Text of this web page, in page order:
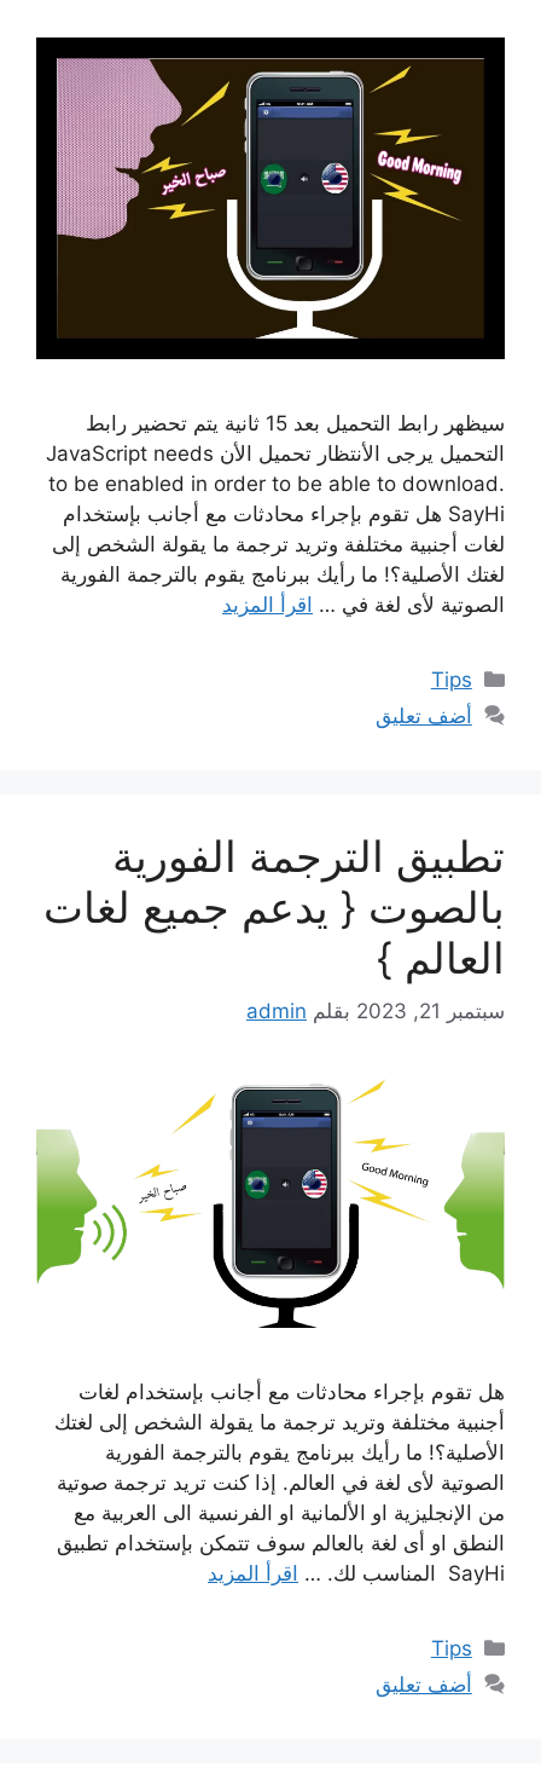
سيظهر رابط التحميل بعد 15 ثانية يتم تحضير رابط
التحميل يرجى الأنتظار تحميل الأن JavaScript needs
to be enabled in order to be able to download.
SayHi هل تقوم بإجراء محادثات مع أجانب بإستخدام
لغات أجنبية مختلفة وتريد ترجمة ما يقولة الشخص إلى
لغتك الأصلية؟! ما رأيك ببرنامج يقوم بالترجمة الفورية
الصوتية لأى لغة في … اقرأ المزيد
التصنيفات
Tips
أضف تعليق
تطبيق الترجمة الفورية
بالصوت { يدعم جميع لغات
العالم }
سبتمبر 21, 2023 بقلم admin
هل تقوم بإجراء محادثات مع أجانب بإستخدام لغات
أجنبية مختلفة وتريد ترجمة ما يقولة الشخص إلى لغتك
الأصلية؟! ما رأيك ببرنامج يقوم بالترجمة الفورية
الصوتية لأى لغة في العالم. إذا كنت تريد ترجمة صوتية
من الإنجليزية او الألمانية او الفرنسية الى العربية مع
النطق او أى لغة بالعالم سوف تتمكن بإستخدام تطبيق
SayHi المناسب لك. …
اقرأ المزيد
التصنيفات
Tips
أضف تعليق